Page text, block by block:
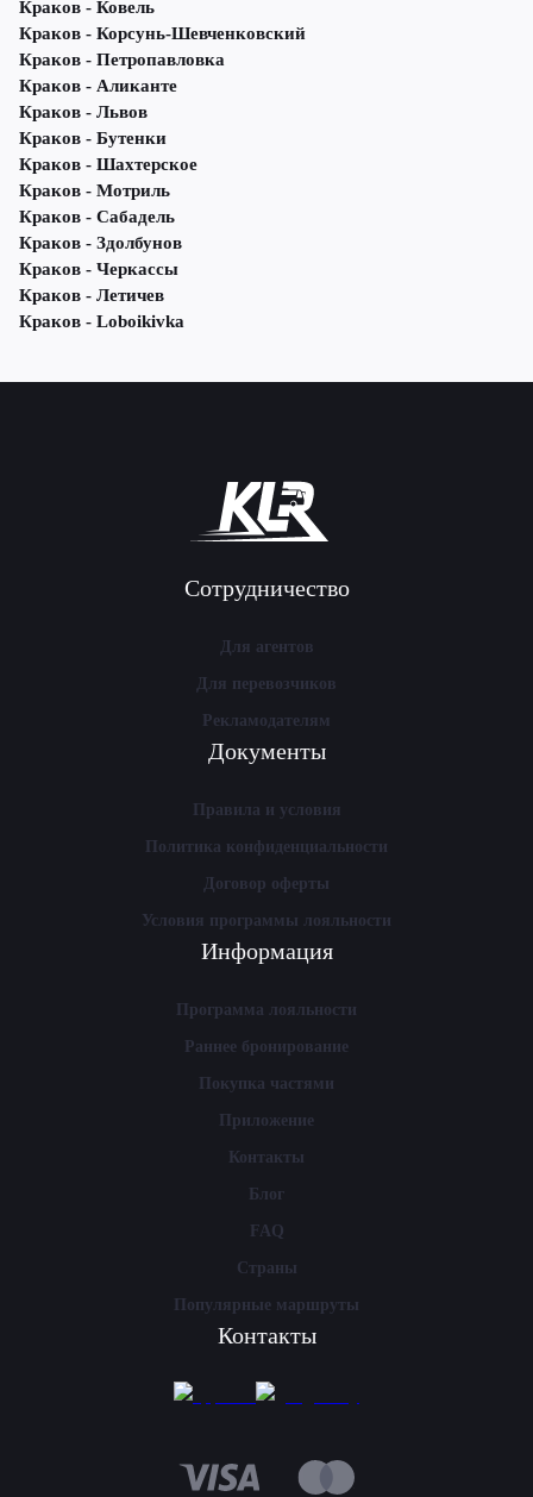
Краков - Ковель
Краков - Корсунь-Шевченковский
Краков - Петропавловка
Краков - Аликанте
Краков - Львов
Краков - Бутенки
Краков - Шахтерское
Краков - Мотриль
Краков - Сабадель
Краков - Здолбунов
Краков - Черкассы
Краков - Летичeв
Краков - Loboikivka
Сотрудничество
Для агентов
Для перевозчиков
Рекламодателям
Документы
Правила и условия
Политика конфиденциальности
Договор оферты
Условия программы лояльности
Информация
Программа лояльности
Раннее бронирование
Покупка частями
Приложение
Контакты
Блог
FAQ
Страны
Популярные маршруты
Контакты